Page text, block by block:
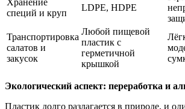
специй и круп
LDPE, HDPE
Транспортировка
салатов и
закусок
Любой пищевой
пластик с
герметичной
крышкой
Экологический аспект: переработка и
Пластик долго разлагается в природе, и